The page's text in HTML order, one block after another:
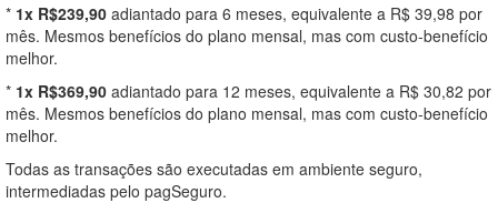
* 1x R$239,90 adiantado para 6 meses, equivalente a R$ 39,98 por
mês. Mesmos benefícios do plano mensal, mas com custo-benefício
melhor.
* 1x R$369,90 adiantado para 12 meses, equivalente a R$ 30,82 por
mês. Mesmos benefícios do plano mensal, mas com custo-benefício
melhor.
Todas as transações são executadas em ambiente seguro,
intermediadas pelo pagSeguro.